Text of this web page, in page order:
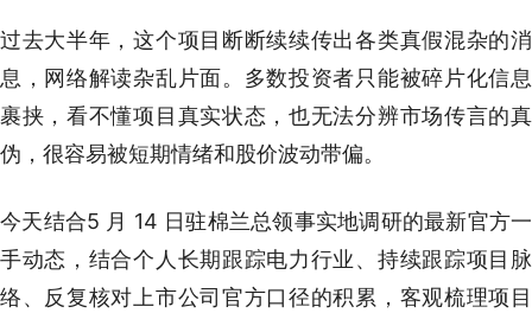
过去大半年，这个项目断断续续传出各类真假混杂的消
息，网络解读杂乱片面。多数投资者只能被碎片化信息
裹挟，看不懂项目真实状态，也无法分辨市场传言的真
伪，很容易被短期情绪和股价波动带偏。
今天结合5 月 14 日驻棉兰总领事实地调研的最新官方一
手动态，结合个人长期跟踪电力行业、持续跟踪项目脉
络、反复核对上市公司官方口径的积累，客观梳理项目